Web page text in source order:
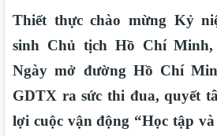
Thiết thực chào mừng Kỷ
sinh Chủ tịch Hồ Chí
Ngày mở đường Hồ Chí
GDTX ra sức thi đua, quyết
lợi cuộc vận động “Học tập